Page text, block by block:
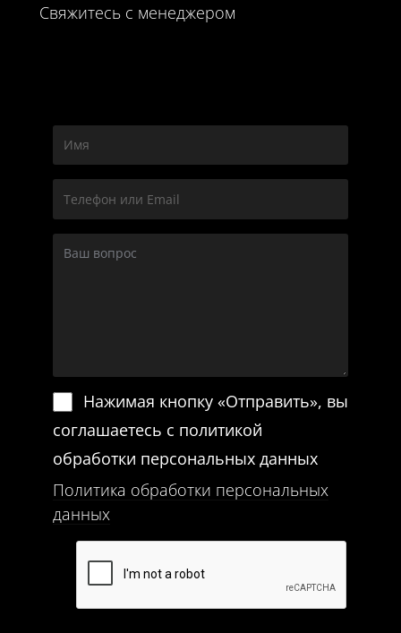
Свяжитесь с менеджером
Нажимая кнопку «Отправить», вы
соглашаетесь с политикой
обработки персональных данных
Политика обработки персональных
данных